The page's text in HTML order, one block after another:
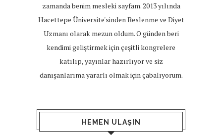
zamanda benim mesleki sayfam. 2013 yılında
Hacettepe Üniversite'sinden Beslenme ve Diyet
Uzmanı olarak mezun oldum. O günden beri
kendimi geliştirmek için çeşitli kongrelere
katılıp, yayınlar hazırlıyor ve siz
danışanlarıma yararlı olmak için çabalıyorum.
HEMEN ULAŞIN